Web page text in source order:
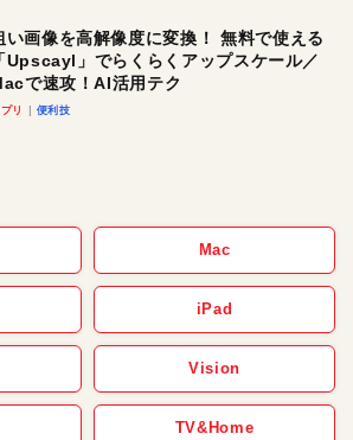
い画像を高解像度に変換！ 無料で使える
「Upscayl」でらくらくアップスケール／
で速攻！AI活用テク
リ 便利技
Mac
iPad
Vision
TV&Home